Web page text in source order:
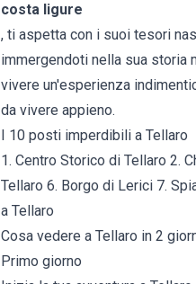
costa ligure
, ti aspetta con i suoi tesori
immergendoti nella sua storia
vivere un'esperienza
da vivere appieno.
I 10 posti imperdibili a Tellaro
1. Centro Storico di Tellaro 2.
Tellaro 6. Borgo di Lerici 7.
a Tellaro
Cosa vedere a Tellaro in 2
Primo giorno